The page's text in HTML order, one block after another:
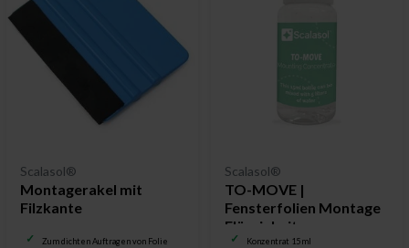
Scalasol®
Montagerakel mit
Filzkante
Zum dichten Auftragen von Folie
Scalasol®
TO-MOVE |
Fensterfolien Montage
Flüssigkeit
Konzentrat 15 ml